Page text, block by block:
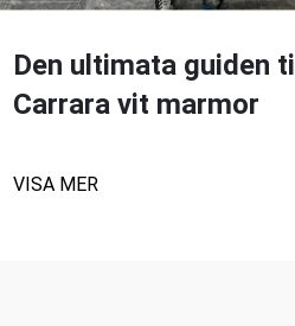
Den ultimata guiden till
Carrara vit marmor
VISA MER